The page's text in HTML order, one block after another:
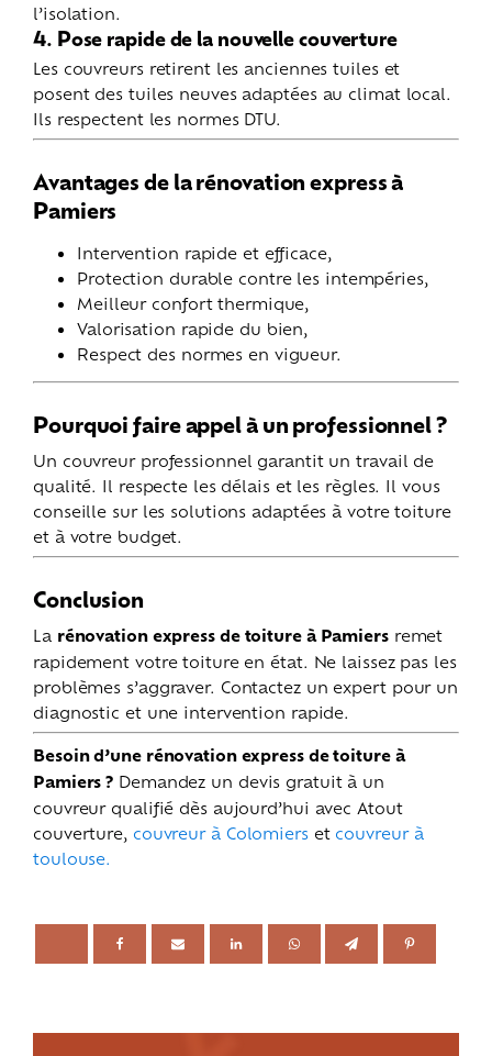
l’isolation.
4. Pose rapide de la nouvelle couverture
Les couvreurs retirent les anciennes tuiles et
posent des tuiles neuves adaptées au climat local.
Ils respectent les normes DTU.
Avantages de la rénovation express à
Pamiers
Intervention rapide et efficace,
Protection durable contre les intempéries,
Meilleur confort thermique,
Valorisation rapide du bien,
Respect des normes en vigueur.
Pourquoi faire appel à un professionnel ?
Un couvreur professionnel garantit un travail de
qualité. Il respecte les délais et les règles. Il vous
conseille sur les solutions adaptées à votre toiture
et à votre budget.
Conclusion
La rénovation express de toiture à Pamiersremet
rapidement votre toiture en état. Ne laissez pas les
problèmes s’aggraver. Contactez un expert pour un
diagnostic et une intervention rapide.
Besoin d’une rénovation express de toiture à
Pamiers ? Demandez un devis gratuit à un
couvreur qualifié dès aujourd’hui avec Atout
couverture, couvreur à Colomiersetcouvreur à
toulouse.